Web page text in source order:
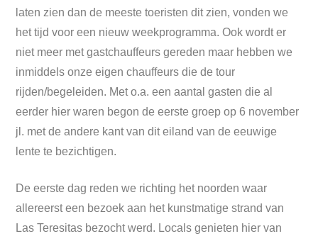
laten zien dan de meeste toeristen dit zien, vonden we
het tijd voor een nieuw weekprogramma. Ook wordt er
niet meer met gastchauffeurs gereden maar hebben we
inmiddels onze eigen chauffeurs die de tour
rijden/begeleiden. Met o.a. een aantal gasten die al
eerder hier waren begon de eerste groep op 6 november
jl. met de andere kant van dit eiland van de eeuwige
lente te bezichtigen.
De eerste dag reden we richting het noorden waar
allereerst een bezoek aan het kunstmatige strand van
Las Teresitas bezocht werd. Locals genieten hier van